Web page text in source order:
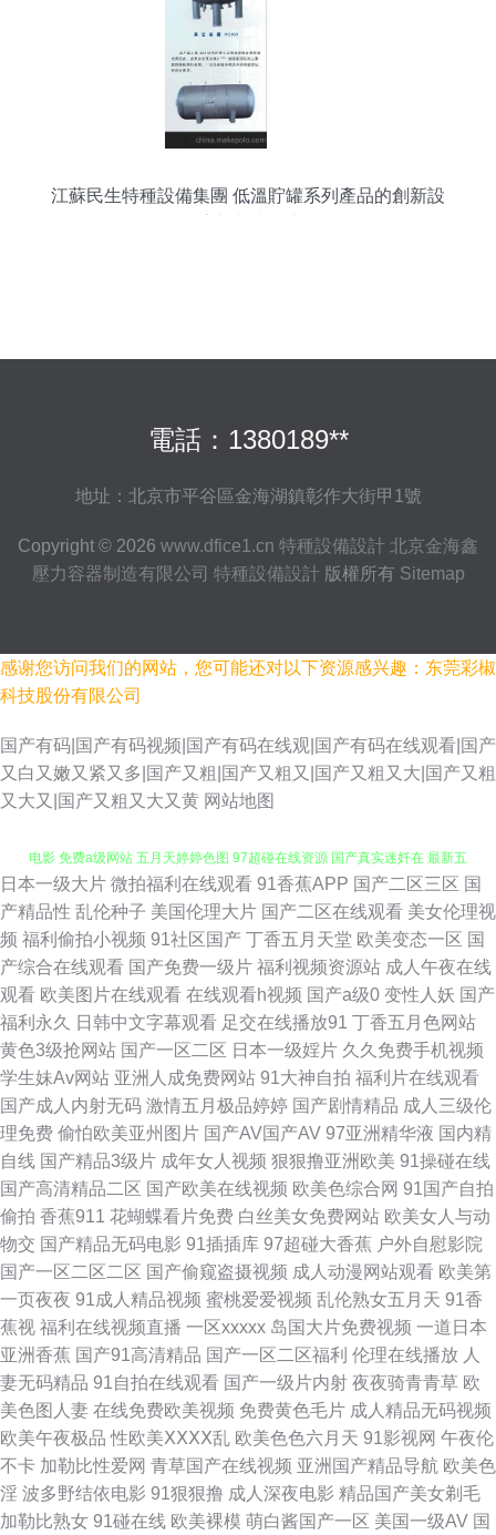
江蘇民生特種設備集團 低溫貯罐系列產品的創新設
電話：1380189**
地址：北京市平谷區金海湖鎮彰作大街甲1號
Copyright © 2026 www.dfice1.cn 特種設備設計 北京金海鑫
壓力容器制造有限公司 特種設備設計版權所有 Sitemap
感谢您访问我们的网站，您可能还对以下资源感兴趣：东莞彩椒
科技股份有限公司
国产有码|国产有码视频|国产有码在线观|国产有码在线观看|国产
又白又嫩又紧又多|国产又粗|国产又粗又|国产又粗又大|国产又粗
又大又|国产又粗又大又黄 网站地图
桶沙奈朵免费观看 全球男人中文门户 在线成人免费视频 夫妇交换野营日本
电影 免费a级网站 五月天婷婷色图 97超碰在线资源 国产真实迷奷在 最新五
月丁香网 六月婷婷亚洲性色蜜桃 三级视频在线观看播放 91秒拍网 国产一区
二区美女视频 青青青在线视频 亚洲天堂综合网 传媒在线视频 久久在6 五月
天去色色 91探花app 国产在线观看午夜视频 日本a∨精品一区 亚洲影院老司
机V 国产精彩视频在线观看 欧美成www 亚洲人成伊人成综合网 成人国产视
频网站 久草主页 三级黄特色 中文一卡二卡三卡四卡免费 国产国语对白 欧美
精品三区 午夜亚洲国产精品福利 AV网址在线 含蓄网站fi11com中转 日本不
卡视频在线 亚洲最大天堂在线 橙子视频污版 老熟女草bx× 色五月偷拍 最新
AV资源网 国产自拍精品视频在线TV 日本理伦片 亚洲专区国产精品 福利精品
老师 老司机制服丝袜 神马影院电影888午夜理论不卡 国产精品一区美女 欧
美国产小视频 西西人体一级裸片 91在线影音 国产在线精品美女观看 青草人
日本一级大片 微拍福利在线观看 91香蕉APP 国产二区三区 国
产精品性 乱伦种子 美国伦理大片 国产二区在线观看 美女伦理视
频 福利偷拍小视频 91社区国产 丁香五月天堂 欧美变态一区 国
产综合在线观看 国产免费一级片 福利视频资源站 成人午夜在线
观看 欧美图片在线观看 在线观看h视频 国产a级0 变性人妖 国产
福利永久
日韩中文字幕观看 足交在线播放91 丁香五月色网站
黄色3级抢网站 国产一区二区 日本一级婬片 久久免费手机视频
学生妹Av网站 亚洲人成免费网站 91大神自拍 福利片在线观看
国产成人内射无码 激情五月极品婷婷 国产剧情精品 成人三级伦
理免费 偷怕欧美亚州图片 国产AV国产AV 97亚洲精华液 国内精
自线 国产精品3级片 成年女人视频 狠狠撸亚洲欧美 91操碰在线
国产高清精品二区 国产欧美在线视频 欧美色综合网 91国产自拍
偷拍 香蕉911 花蝴蝶看片免费 白丝美女免费网站 欧美女人与动
物交 国产精品无码电影 91插插库 97超碰大香蕉 户外自慰影院
国产一区二区二区 国产偷窥盗摄视频 成人动漫网站观看 欧美第
一页夜夜 91成人精品视频 蜜桃爱爱视频 乱伦熟女五月天 91香
蕉视 福利在线视频直播 一区xxxxx 岛国大片免费视频 一道日本
亚洲香蕉 国产91高清精品 国产一区二区福利 伦理在线播放 人
妻无码精品 91自拍在线观看 国产一级片内射 夜夜骑青青草 欧
美色图人妻 在线免费欧美视频 免费黄色毛片 成人精品无码视频
欧美午夜极品 性欧美ⅩⅩⅩⅩ乱 欧美色色六月天 91影视网 午夜伦
不卡 加勒比性爱网 青草国产在线视频 亚洲国产精品导航 欧美色
淫 波多野结依电影 91狠狠撸 成人深夜电影 精品国产美女剃毛
加勒比熟女 91碰在线 欧美裸模 萌白酱国产一区 美国一级AV 国